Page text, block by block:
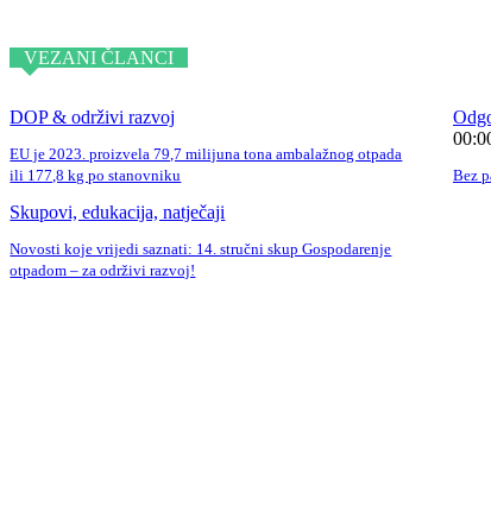
VEZANI ČLANCI
DOP & održivi razvoj
EU je 2023. proizvela 79,7 milijuna tona ambalažnog otpada
ili 177,8 kg po stanovniku
Bez
Skupovi, edukacija, natječaji
Novosti koje vrijedi saznati: 14. stručni skup Gospodarenje
otpadom – za održivi razvoj!